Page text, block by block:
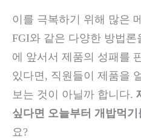
이를 극복하기 위해 많은
FGI와 같은 다양한 방법
에 앞서서 제품의 성패를
있다면, 직원들이 제품을
보는 것이 아닐까 합니다.
싶다면 오늘부터 개밥먹기
요?